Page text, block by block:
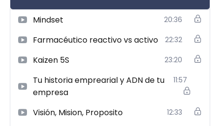
actual
¿A quién va dirigido?
Este curso está pensado para:
Farmacéuticos titulares o propietarios de
farmacia
Farmacéuticos que están iniciando la gestión
Mindset 20:36
Farmacéutico reactivo vs activo 22:32
Kaizen 5S 23:20
Tu historia emprearial y ADN de tu
empresa
11:57
Visión, Mision, Proposito 12:33